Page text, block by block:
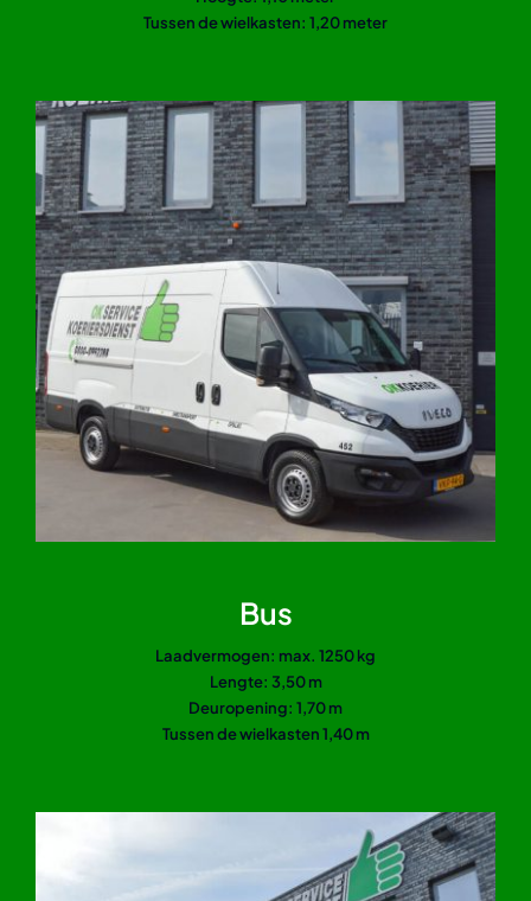
Tussen de wielkasten: 1,20 meter
Bus
Laadvermogen: max. 1250 kg
Lengte: 3,50 m
Deuropening: 1,70 m
Tussen de wielkasten 1,40 m